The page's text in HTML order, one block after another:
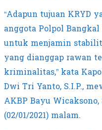
“Adapun tujuan KRYD
anggota Polpol Bangkal
untuk menjamin
yang dianggap rawan
kriminalitas,” kata
Dwi Tri Yanto, S.I.P.,
AKBP Bayu Wicaksono,
(02/01/2021) malam.